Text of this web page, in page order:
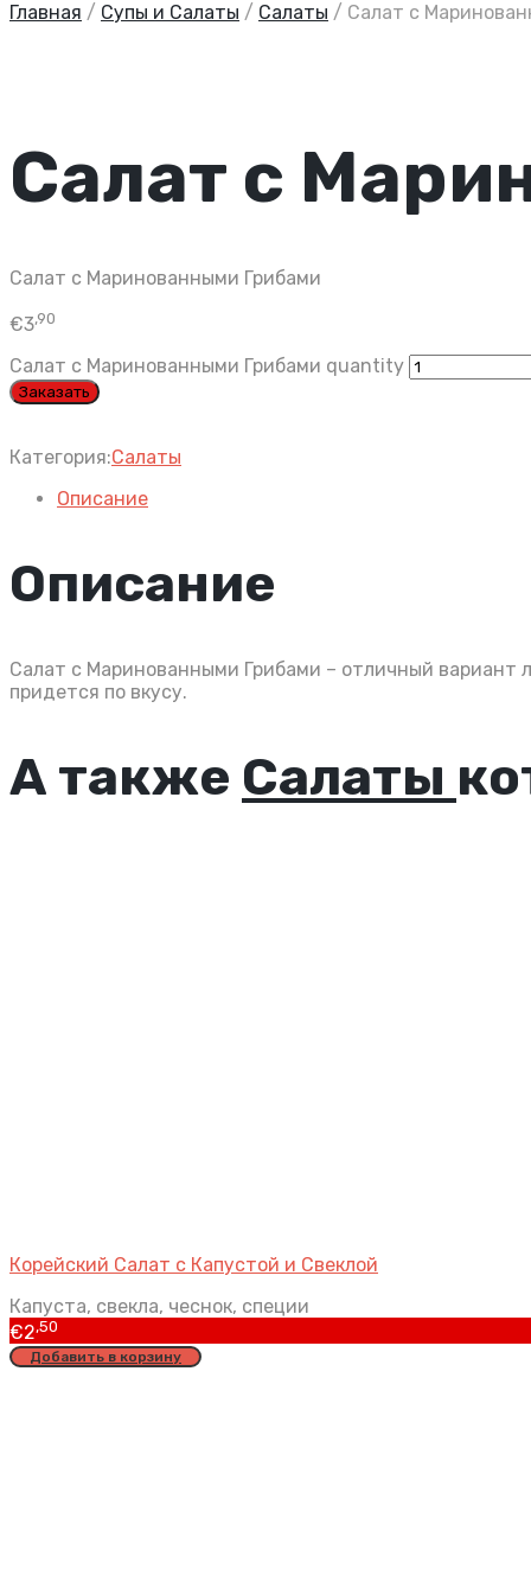
Главная / Супы и Салаты / Салаты / Салат с
Салат с
Салат с Маринованными Грибами
€3,90
Салат с Маринованными Грибами quantity
Заказать
Категория:Салаты
Описание
Описание
Салат с Маринованными Грибами – отличный вариант
придется по вкусу.
А также Салаты
Корейский Салат с Капустой и Свеклой
Капуста, свекла, чеснок, специи
€2,50
Добавить в корзину